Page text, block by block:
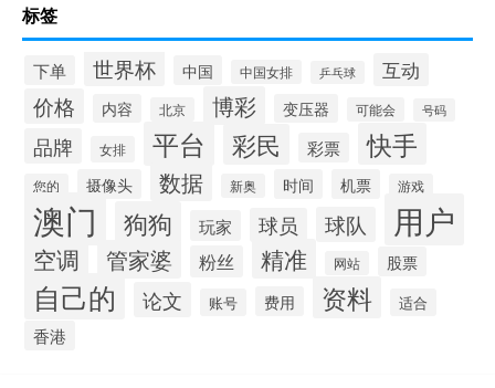
标签
下单 世界杯 中国 中国女排 乒乓球 互动
价格 内容 北京 博彩 变压器 可能会 号码
品牌 女排 平台 彩民 彩票 快手
您的 摄像头 数据 新奥 时间 机票 游戏
澳门 狗狗 玩家 球员 球队 用户
空调 管家婆 粉丝 精准 网站 股票
自己的 论文 账号 费用 资料 适合
香港